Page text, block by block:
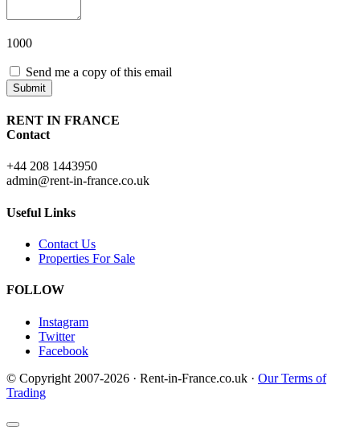
1000
Send me a copy of this email
Submit
RENT IN FRANCE
Contact
+44 208 1443950
admin@rent-in-france.co.uk
Useful Links
Contact Us
Properties For Sale
FOLLOW
Instagram
Twitter
Facebook
© Copyright 2007-2026 · Rent-in-France.co.uk · Our Terms of
Trading